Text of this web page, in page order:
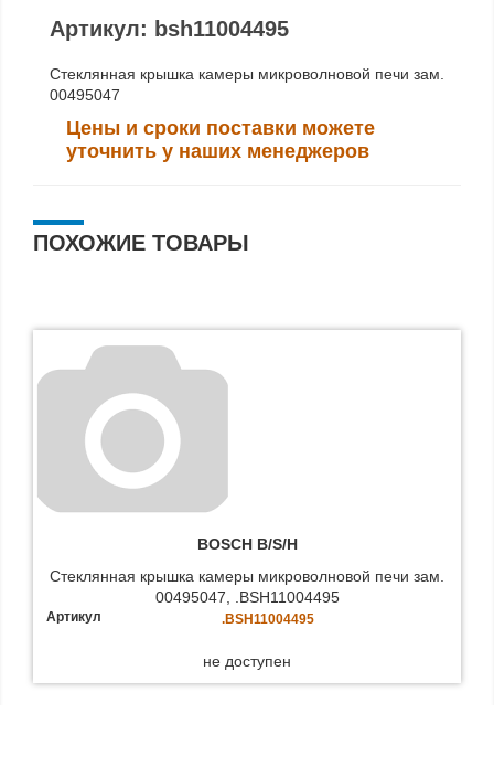
Артикул: bsh11004495
Стеклянная крышка камеры микроволновой печи зам.
00495047
Цены и сроки поставки можете
уточнить у наших менеджеров
ПОХОЖИЕ ТОВАРЫ
BOSCH B/S/H
Стеклянная крышка камеры микроволновой печи зам.
00495047, .BSH11004495
Артикул .BSH11004495
не доступен